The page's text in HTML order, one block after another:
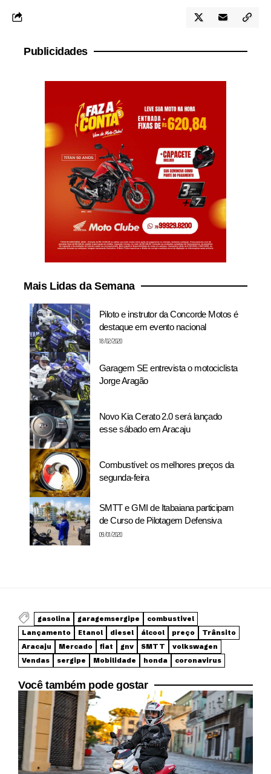
Publicidades
Mais Lidas da Semana
Piloto e instrutor da Concorde Motos é
destaque em evento nacional
18/02/2020
Garagem SE entrevista o motociclista
Jorge Aragão
Novo Kia Cerato 2.0 será lançado
esse sábado em Aracaju
Combustível: os melhores preços da
segunda-feira
SMTT e GMI de Itabaiana participam
de Curso de Pilotagem Defensiva
09/01/2020
gasolina garagemsergipe
combustivel
Lançamento
Etanol diesel álcool preço
Trânsito
Aracaju
Mercado fiat gnv SMTT
volkswagen
Vendas
sergipe Mobilidade honda coronavirus
Você também pode gostar